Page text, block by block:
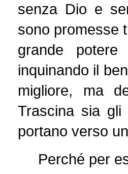
senza Dio e
sono promesse
grande
inquinando il
migliore, ma
Trascina sia gli
portano verso
Perché per